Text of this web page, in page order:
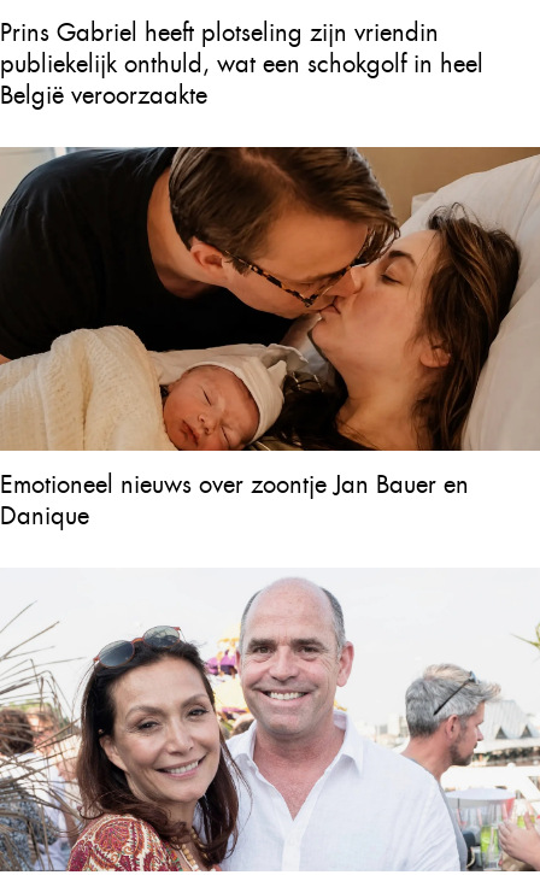
Prins Gabriel heeft plotseling zijn vriendin
publiekelijk onthuld, wat een schokgolf in heel
België veroorzaakte
Emotioneel nieuws over zoontje Jan Bauer en
Danique